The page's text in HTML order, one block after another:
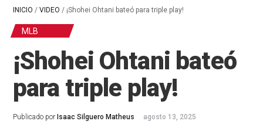
INICIO / VIDEO / ¡Shohei Ohtani bateó para triple play!
MLB
¡Shohei Ohtani bateó
para triple play!
Publicado por Isaac Silguero Matheus agosto 13, 2025